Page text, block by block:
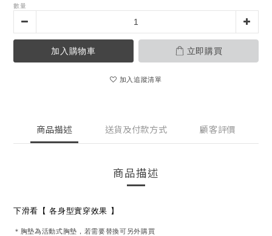
數量
加入購物車 立即購買
加入追蹤清單
商品描述 送貨及付款方式 顧客評價
商品描述
下滑看【 各身型實穿效果 】
＊胸墊為活動式胸墊，若需要替換可另外購買